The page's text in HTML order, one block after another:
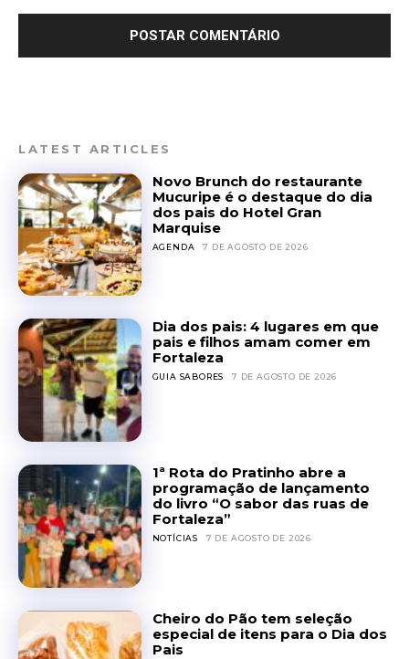
LATEST ARTICLES
Novo Brunch do restaurante
Mucuripe é o destaque do dia
dos pais do Hotel Gran
Marquise
AGENDA 7 DE AGOSTO DE 2026
Dia dos pais: 4 lugares em que
pais e filhos amam comer em
Fortaleza
GUIA SABORES 7 DE AGOSTO DE 2026
1ª Rota do Pratinho abre a
programação de lançamento
do livro “O sabor das ruas de
Fortaleza”
NOTÍCIAS 7 DE AGOSTO DE 2026
Cheiro do Pão tem seleção
especial de itens para o Dia dos
Pais